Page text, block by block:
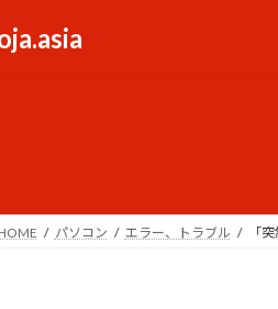
パソコン エラー、トラブル 「